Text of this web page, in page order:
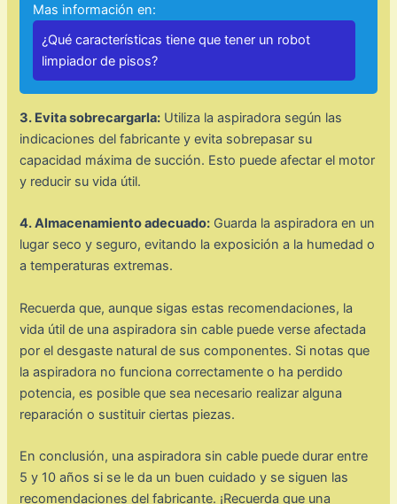
Mas información en:
¿Qué características tiene que tener un robot
limpiador de pisos?
3. Evita sobrecargarla: Utiliza la aspiradora según las
indicaciones del fabricante y evita sobrepasar su
capacidad máxima de succión. Esto puede afectar el motor
y reducir su vida útil.
4. Almacenamiento adecuado: Guarda la aspiradora en un
lugar seco y seguro, evitando la exposición a la humedad o
a temperaturas extremas.
Recuerda que, aunque sigas estas recomendaciones, la
vida útil de una aspiradora sin cable puede verse afectada
por el desgaste natural de sus componentes. Si notas que
la aspiradora no funciona correctamente o ha perdido
potencia, es posible que sea necesario realizar alguna
reparación o sustituir ciertas piezas.
En conclusión, una aspiradora sin cable puede durar entre
5 y 10 años si se le da un buen cuidado y se siguen las
recomendaciones del fabricante. ¡Recuerda que una